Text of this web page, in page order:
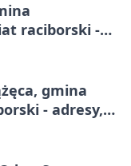
raciborski -
gmina
- adresy,